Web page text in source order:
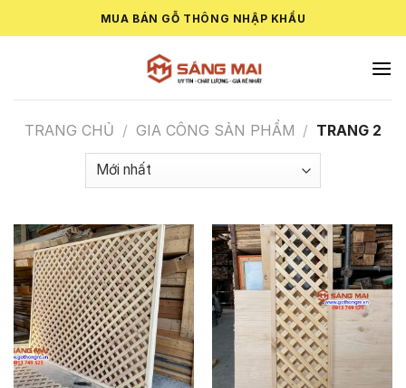
to
MUA BÁN GỖ THÔNG NHẬP KHẨU
TRANG CHỦ / GIA CÔNG SẢN PHẨM / TRANG 2